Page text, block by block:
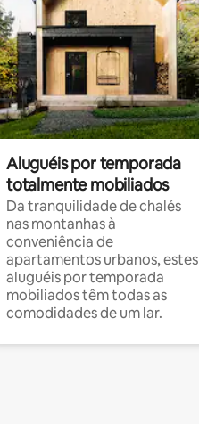
Aluguéis por temporada
totalmente mobiliados
Da tranquilidade de chalés
nas montanhas à
conveniência de
apartamentos urbanos, estes
aluguéis por temporada
mobiliados têm todas as
comodidades de um lar.